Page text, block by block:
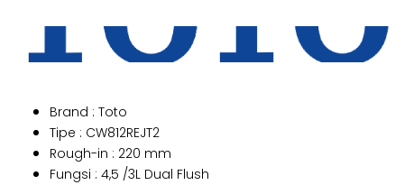
Brand : Toto
Tipe : CW812REJT2
Rough-in : 220 mm
Fungsi : 4,5 /3L Dual Flush